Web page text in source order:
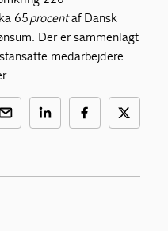
65procentaf Dansk
Der er sammenlagt
medarbejdere